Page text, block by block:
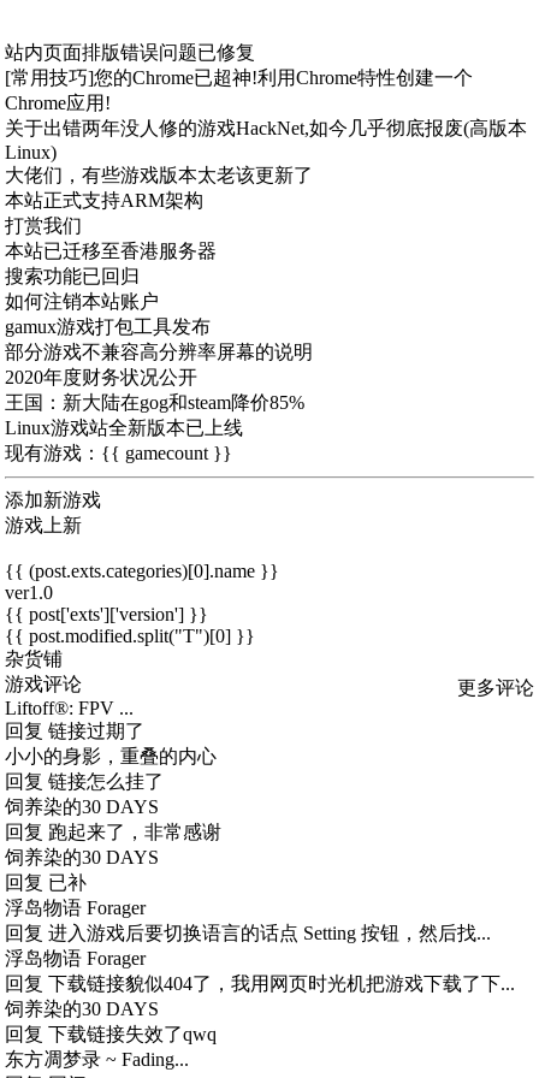
站内页面排版错误问题已修复
[常用技巧]您的Chrome已超神!利用Chrome特性创建一个
Chrome应用!
关于出错两年没人修的游戏HackNet,如今几乎彻底报废(高版本
Linux)
大佬们，有些游戏版本太老该更新了
本站正式支持ARM架构
打赏我们
本站已迁移至香港服务器
搜索功能已回归
如何注销本站账户
gamux游戏打包工具发布
部分游戏不兼容高分辨率屏幕的说明
2020年度财务状况公开
王国：新大陆在gog和steam降价85%
Linux游戏站全新版本已上线
现有游戏：{{ gamecount }}
添加新游戏
游戏上新
{{ (post.exts.categories)[0].name }}
ver1.0
{{ post['exts']['version'] }}
{{ post.modified.split("T")[0] }}
杂货铺
游戏评论
更多评论
Liftoff®: FPV ...
回复 链接过期了
小小的身影，重叠的内心
回复 链接怎么挂了
饲养染的30 DAYS
回复 跑起来了，非常感谢
饲养染的30 DAYS
回复 已补
浮岛物语 Forager
回复 进入游戏后要切换语言的话点 Setting 按钮，然后找...
浮岛物语 Forager
回复 下载链接貌似404了，我用网页时光机把游戏下载了下...
饲养染的30 DAYS
回复 下载链接失效了qwq
东方凋梦录 ~ Fading...